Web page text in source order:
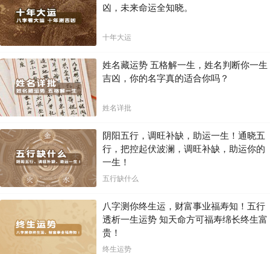
凶，未来命运全知晓。
十年大运
姓名藏运势 五格解一生，姓名判断你一生
吉凶，你的名字真的适合你吗？
姓名详批
阴阳五行，调旺补缺，助运一生！通晓五
行，把控起伏波澜，调旺补缺，助运你的
一生！
五行缺什么
八字测你终生运，财富事业福寿知！五行
透析一生运势 知天命方可福寿绵长终生富
贵！
终生运势